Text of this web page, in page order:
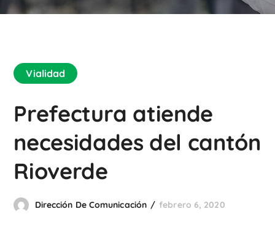
Vialidad
Prefectura atiende
necesidades del cantón
Rioverde
Dirección De Comunicación febrero 6, 2020